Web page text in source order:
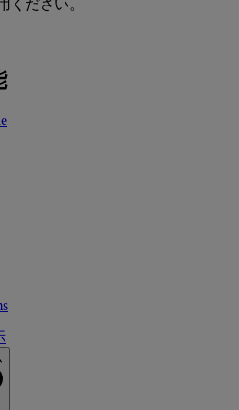
ください。